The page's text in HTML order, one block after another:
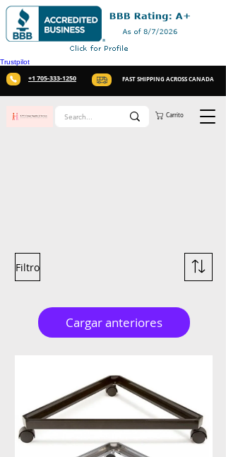
Trustpilot
+1 705-333-1250 FAST SHIPPING ACROSS CANADA
Carrito
Filtro
Cargar anteriores